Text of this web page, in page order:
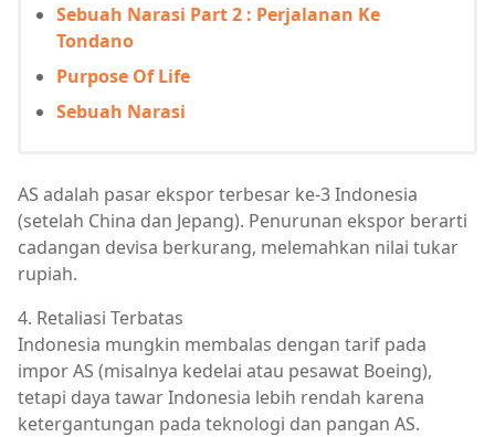
Sebuah Narasi Part 2 : Perjalanan Ke
Tondano
Purpose Of Life
Sebuah Narasi
AS adalah pasar ekspor terbesar ke-3 Indonesia
(setelah China dan Jepang). Penurunan ekspor berarti
cadangan devisa berkurang, melemahkan nilai tukar
rupiah.
4. Retaliasi Terbatas
Indonesia mungkin membalas dengan tarif pada
impor AS (misalnya kedelai atau pesawat Boeing),
tetapi daya tawar Indonesia lebih rendah karena
ketergantungan pada teknologi dan pangan AS.